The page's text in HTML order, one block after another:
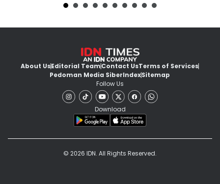
About UsEditorial TeamContact UsTerms of Services
Pedoman Media SiberIndexSitemap
Follow Us
Download
© 2026 IDN. All Rights Reserved.